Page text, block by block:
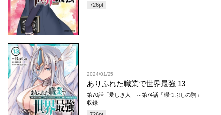
726pt
2024/01/25
ありふれた職業で世界最強 13
第70話「愛しき人」～第74話「暇つぶしの駒」
収録